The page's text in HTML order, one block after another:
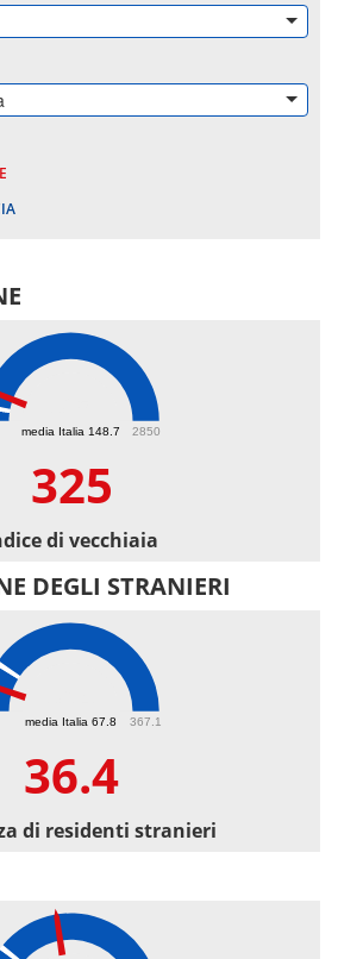
media Italia 148.7 2850
325
di vecchiaia
DEGLI STRANIERI
media Italia 67.8 367.1
36.4
di residenti stranieri